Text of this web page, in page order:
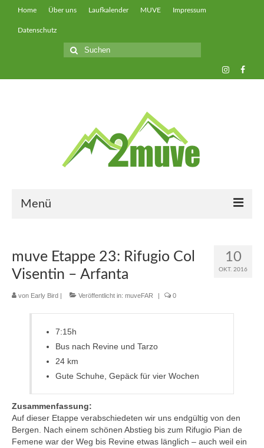
Home Über uns Laufkalender MUVE Impressum
Datenschutz
Suche
nach:
Menü
muveFAST
muveBOLDLY
muveFAR
10
OKT. 2016
muve Etappe 23: Rifugio Col
Visentin – Arfanta
von Early Bird Veröffentlicht in: muveFAR 0
7:15h
Bus nach Revine und Tarzo
24 km
Gute Schuhe, Gepäck für vier Wochen
Zusammenfassung:
Auf dieser Etappe verabschiedeten wir uns endgültig von den
Bergen. Nach einem schönen Abstieg bis zum Rifugio Pian de
Femene war der Weg bis Revine etwas länglich – auch weil ein